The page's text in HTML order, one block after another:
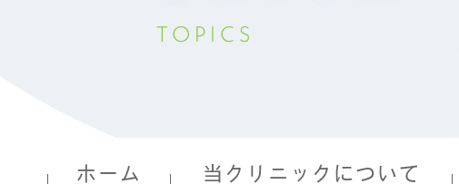
TOPICS
ホーム 当クリニックについて